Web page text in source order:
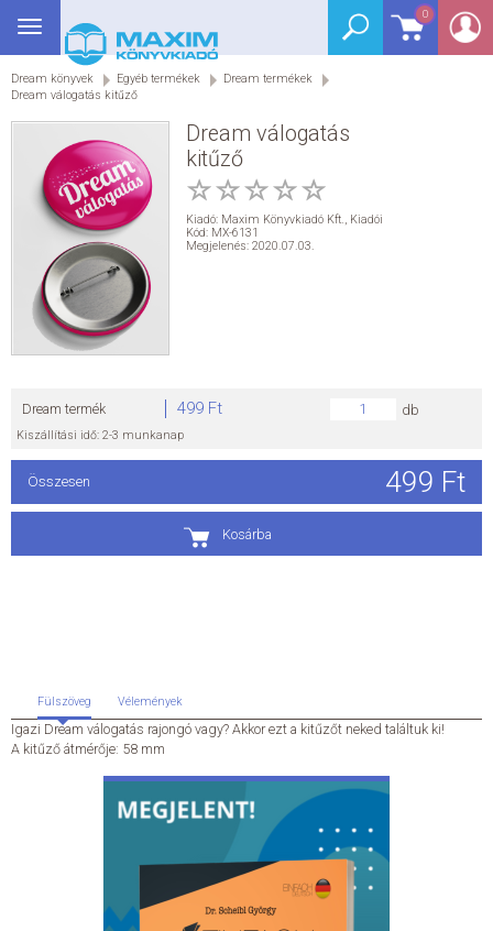
0
Toggle
navigation
Dream könyvek Egyéb termékek
Dream termékek
Dream válogatás kitűző
Dream válogatás
kitűző
Kiadó: Maxim Könyvkiadó Kft., Kiadói
Kód: MX-6131
Megjelenés: 2020.07.03.
Kosárba
Dream termék 499 Ft db
Kiszállítási idő: 2-3 munkanap
Összesen 499 Ft
Fülszöveg Vélemények
Igazi Dream válogatás rajongó vagy? Akkor ezt a kitűzőt neked találtuk ki!
A kitűző átmérője: 58 mm
BEJELENTKEZÉS
SEGÉDKÖNYV
NYELVKÖNYV
GRIMM SZÓTÁR
DREAM KÖNYVEK
E-KÖNYVEK
SEGÍTHETEK?
HÍREK
ÁLTALÁNOS SZERZŐDÉSI FELTÉTELEK